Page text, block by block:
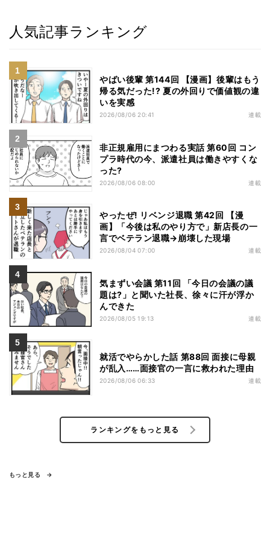
人気記事ランキング
やばい後輩 第144回 【漫画】後輩はもう
帰る気だった!? 夏の外回りで価値観の違
いを実感
2026/08/06 20:41 連載
非正規雇用にまつわる実話 第60回 コン
プラ時代の今、派遣社員は働きやすくな
った?
2026/08/06 08:00 連載
やったぜ! リベンジ退職 第42回 【漫
画】「今後は私のやり方で」新店長の一
言でベテラン退職→崩壊した現場
2026/08/04 07:00 連載
気まずい会議 第11回 「今日の会議の議
題は?」と聞いた社長、徐々に汗が浮か
んできた
2026/08/05 19:13 連載
就活でやらかした話 第88回 面接に母親
が乱入……面接官の一言に救われた理由
2026/08/06 06:33 連載
ランキングをもっと見る
もっと見る